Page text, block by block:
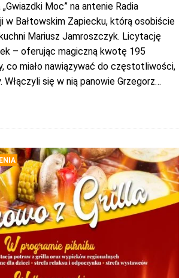
Moc” na antenie Radia
w Bałtowskim Zapiecku, którą osobiście
Mariusz Jamroszczyk. Licytację
– oferując magiczną kwotę 195
co miało nawiązywać do częstotliwości,
Włączyli się w nią panowie Grzegorz…